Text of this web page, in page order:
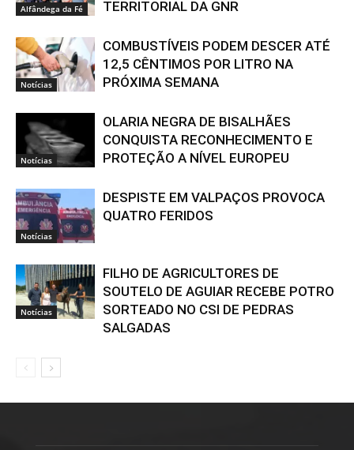
Alfândega da Fé
TERRITORIAL DA GNR
Notícias
COMBUSTÍVEIS PODEM DESCER ATÉ
12,5 CÊNTIMOS POR LITRO NA
PRÓXIMA SEMANA
Notícias
OLARIA NEGRA DE BISALHÃES
CONQUISTA RECONHECIMENTO E
PROTEÇÃO A NÍVEL EUROPEU
Notícias
DESPISTE EM VALPAÇOS PROVOCA
QUATRO FERIDOS
Notícias
FILHO DE AGRICULTORES DE
SOUTELO DE AGUIAR RECEBE POTRO
SORTEADO NO CSI DE PEDRAS
SALGADAS